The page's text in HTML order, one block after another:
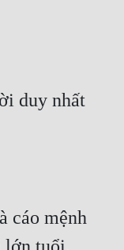
duy nhất
cáo mệnh